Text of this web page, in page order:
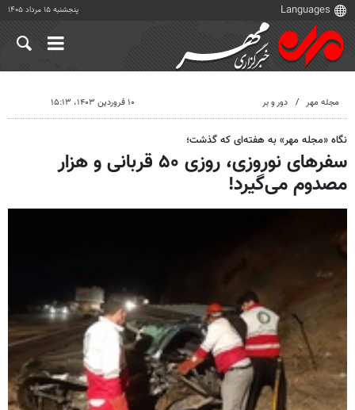
پنجشنبه ۱۵ مرداد ۱۴۰۵
مجله مهر دور و بر ۱۰ فروردین ۱۴۰۳، ۱۵:۱۳
نگاه «مجله مهر» به هفته‌ای که گذشت؛
سفرهای نوروزی، روزی ۵۰ قربانی و هزار
مصدوم می‌گیرد!